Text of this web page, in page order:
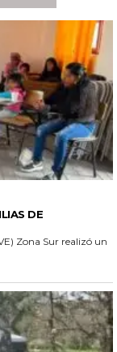
DE
Zona Sur realizó un